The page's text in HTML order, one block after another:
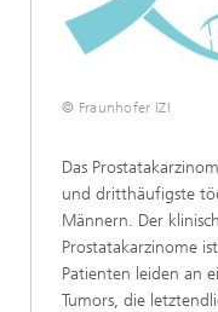
© Fraunhofer IZI
Das
und dritthäufigste
Männern. Der
Prostatakarzinome
Patienten leiden an
Tumors, die